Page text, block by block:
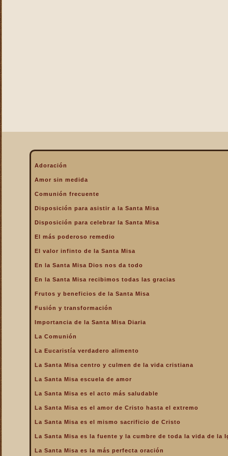
Encarnación
La Eucaristía y la Pasión
La Santa Misa a la hora de
La Santa Misa alcanza el
mayor mérito
La Santa Misa aumenta la
gloria a todos los santos
culmen de la vida cristiana
La Santa Misa centro y raíz
más saludable
La Santa Misa es el amor
compendio de todo lo
bueno que hay en la Iglesia
La Santa Misa es el mismo
y la cumbre de toda la vida
Adoración
Amor sin medida
Comunión frecuente
Disposición para asistir a la Santa Misa
Disposición para celebrar la Santa Misa
El más poderoso remedio
El valor infinto de la Santa Misa
En la Santa Misa Dios nos da todo
En la Santa Misa recibimos todas las gracias
Frutos y beneficios de la Santa Misa
Fusión y transformación
Importancia de la Santa Misa Diaria
La Comunión
La Eucaristía verdadero alimento
La Santa Misa centro y culmen de la vida cristiana
La Santa Misa escuela de amor
La Santa Misa es el acto más saludable
La Santa Misa es el amor de Cristo hasta el extremo
La Santa Misa es el mismo sacrificio de Cristo
La Santa Misa es la fuente y la cumbre de toda la vida de la
La Santa Misa es la más perfecta oración